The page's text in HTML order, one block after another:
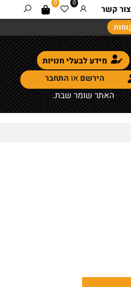
מידע לבעלי חנויות
הירשםאוהתחבר
האתר שומר שבת.
0 0
צור קשר